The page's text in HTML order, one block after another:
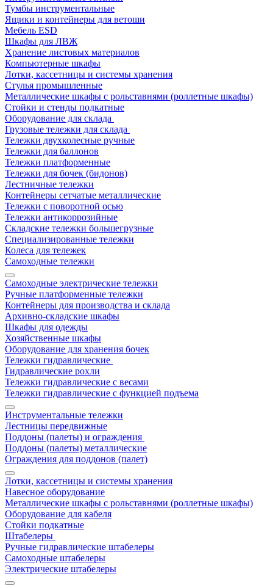
Тумбы инструментальные
Ящики и контейнеры для ветоши
Мебель ESD
Шкафы для ЛВЖ
Хранение листовых материалов
Компьютерные шкафы
Лотки, кассетницы и системы хранения
Стулья промышленные
Металлические шкафы с рольставнями (роллетные шкафы)
Стойки и стенды подкатные
Оборудование для склада
Грузовые тележки для склада
Тележки двухколесные ручные
Тележки для баллонов
Тележки платформенные
Тележки для бочек (бидонов)
Лестничные тележки
Контейнеры сетчатые металлические
Тележки с поворотной осью
Тележки антикоррозийные
Складские тележки большегрузные
Специализированные тележки
Колеса для тележек
Самоходные тележки
Самоходные электрические тележки
Ручные платформенные тележки
Контейнеры для производства и склада
Архивно-складские шкафы
Шкафы для одежды
Хозяйственные шкафы
Оборудование для хранения бочек
Тележки гидравлические
Гидравлические рохли
Тележки гидравлические с весами
Тележки гидравлические с функцией подъема
Инструментальные тележки
Лестницы передвижные
Поддоны (палеты) и ограждения
Поддоны (палеты) металлические
Ограждения для поддонов (палет)
Лотки, кассетницы и системы хранения
Навесное оборудование
Металлические шкафы с рольставнями (роллетные шкафы)
Оборудование для кабеля
Стойки подкатные
Штабелеры
Ручные гидравлические штабелеры
Самоходные штабелеры
Электрические штабелеры